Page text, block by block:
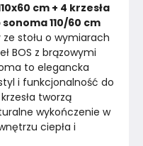
Unknown
Brązy
Dąb sonoma
Sandow
cm + 4 krzesła
110/60 cm
ze stołu o wymiarach
BOS z brązowymi
to elegancka
i funkcjonalność do
tworzą
wykończenie w
ciepła i